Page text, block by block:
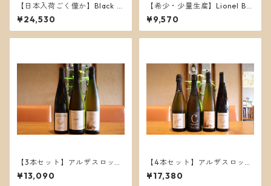
【日本入荷ごく僅か】Black C
halk 3本セット｜世界が注目
するイングリッシュワイン 飲
み比べセット
¥24,530
【希少・少量生産】Lionel Bo
utié 2024 ビオディナミ自然
派ワイン飲み比べ3本セット
¥9,570
【3本セット】アルザスロック
ス限定｜プロスペロ厳選 アル
ザスワイン3本セット
¥13,090
【4本セット】アルザスロック
ス限定｜プロスペロ厳選 アル
ザスワイン4本セット
¥17,380